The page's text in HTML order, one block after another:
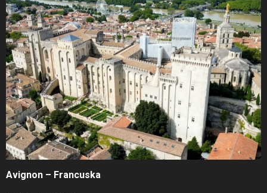
Avignon – Francuska